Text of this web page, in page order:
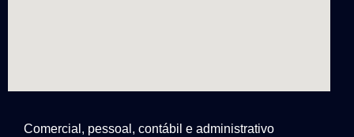
Comercial, pessoal, contábil e administrativo